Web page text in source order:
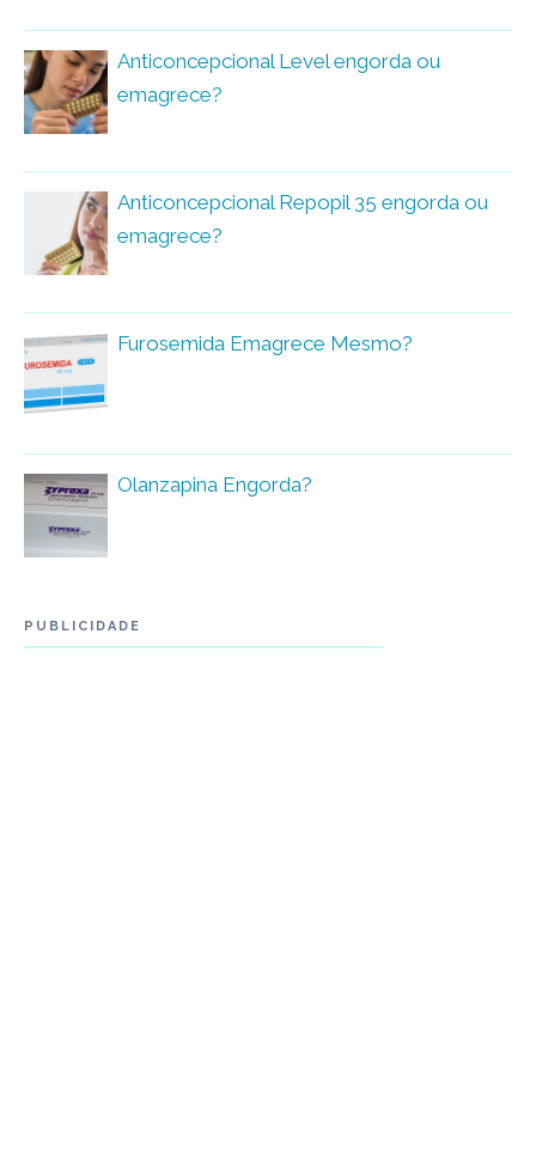
Anticoncepcional Level engorda ou
emagrece?
Anticoncepcional Repopil 35 engorda ou
emagrece?
Furosemida Emagrece Mesmo?
Olanzapina Engorda?
PUBLICIDADE